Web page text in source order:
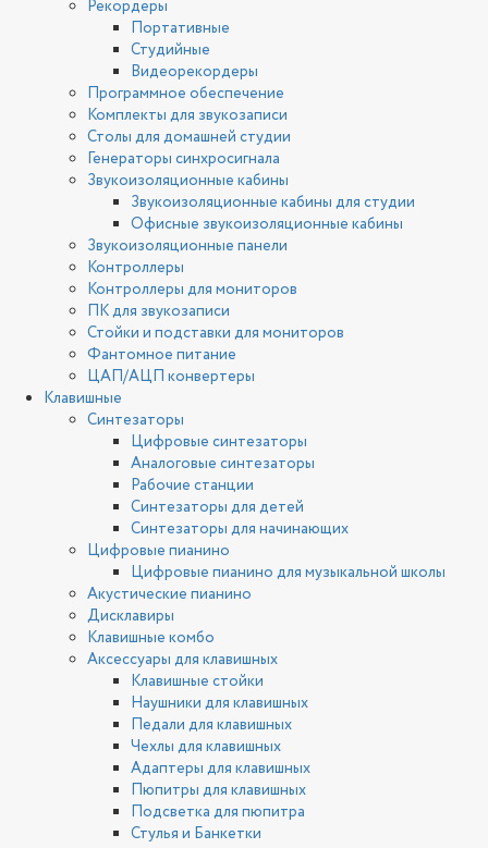
Рекордеры
Портативные
Студийные
Видеорекордеры
Программное обеспечение
Комплекты для звукозаписи
Столы для домашней студии
Генераторы синхросигнала
Звукоизоляционные кабины
Звукоизоляционные кабины для студии
Офисные звукоизоляционные кабины
Звукоизоляционные панели
Контроллеры
Контроллеры для мониторов
ПК для звукозаписи
Стойки и подставки для мониторов
Фантомное питание
ЦАП/АЦП конвертеры
Клавишные
Синтезаторы
Цифровые синтезаторы
Аналоговые синтезаторы
Рабочие станции
Синтезаторы для детей
Синтезаторы для начинающих
Цифровые пианино
Цифровые пианино для музыкальной школы
Акустические пианино
Дисклавиры
Клавишные комбо
Аксессуары для клавишных
Клавишные стойки
Наушники для клавишных
Педали для клавишных
Чехлы для клавишных
Адаптеры для клавишных
Пюпитры для клавишных
Подсветка для пюпитра
Стулья и Банкетки